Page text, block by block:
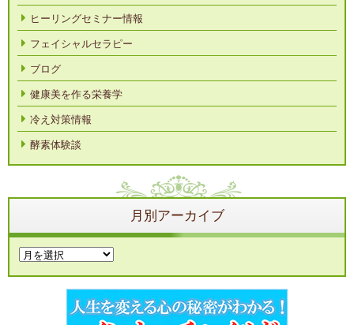
ヒーリングセミナー情報
フェイシャルセラピー
ブログ
健康美を作る栄養学
冷え対策情報
酵素体験談
月別アーカイブ
月
別
ア